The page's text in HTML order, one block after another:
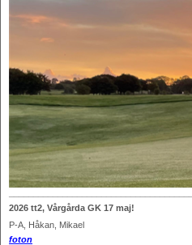
2026 tt2, Vårgårda GK 17 maj!
P-A, Håkan, Mikael
foton